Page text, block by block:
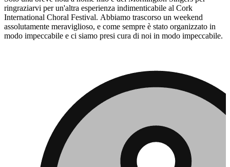
ringraziarvi per un'altra esperienza indimenticabile al Cork
International Choral Festival. Abbiamo trascorso un weekend
assolutamente meraviglioso, e come sempre è stato organizzato in
modo impeccabile e ci siamo presi cura di noi in modo impeccabile.